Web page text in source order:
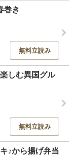
巻き
無料立読み
しむ異国グル
無料立読み
♪から揚げ弁当